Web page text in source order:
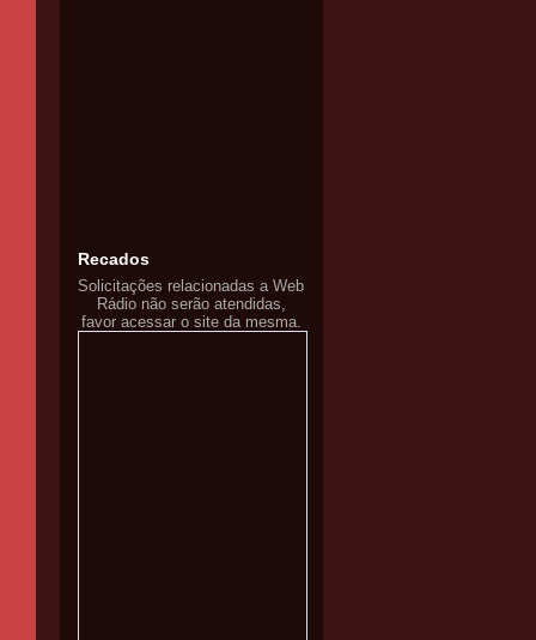
Recados
Solicitações relacionadas a Web
Rádio não serão atendidas,
favor acessar o site da mesma.